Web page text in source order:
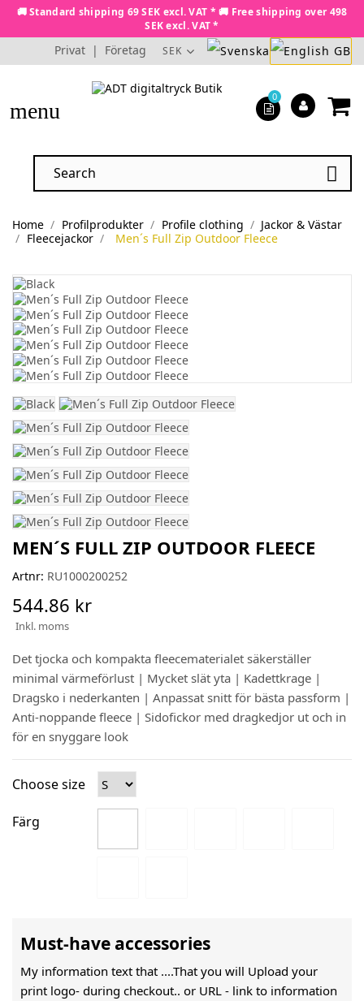
🚚 Standard shipping 69 SEK excl. VAT * 🚚 Free shipping over 498
SEK excl. VAT *
Privat | Företag SEK
menu

0
Home Profilprodukter Profile clothing
Jackor & Västar
Fleecejackor
Men´s Full Zip Outdoor Fleece
MEN´S FULL ZIP OUTDOOR FLEECE
Artnr: RU1000200252
544.86 kr
Inkl. moms
Det tjocka och kompakta fleecematerialet säkerställer
minimal värmeförlust | Mycket slät yta | Kadettkrage |
Dragsko i nederkanten | Anpassat snitt för bästa passform |
Anti-noppande fleece | Sidofickor med dragkedjor ut och in
för en snyggare look
Choose size
Färg
Must-have accessories
My information text that ....That you will Upload your
print logo- during checkout.. or URL - link to information